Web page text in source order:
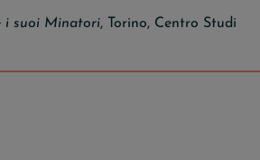
i suoi Minatori, Torino, Centro Studi